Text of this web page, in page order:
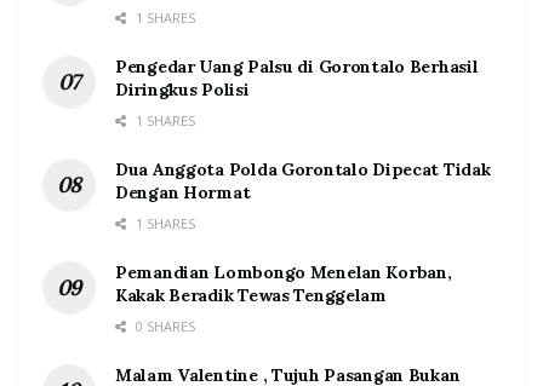
1 SHARES
Pengedar Uang Palsu di Gorontalo Berhasil
Diringkus Polisi
1 SHARES
Dua Anggota Polda Gorontalo Dipecat Tidak
Dengan Hormat
1 SHARES
Pemandian Lombongo Menelan Korban,
Kakak Beradik Tewas Tenggelam
0 SHARES
Malam Valentine , Tujuh Pasangan Bukan